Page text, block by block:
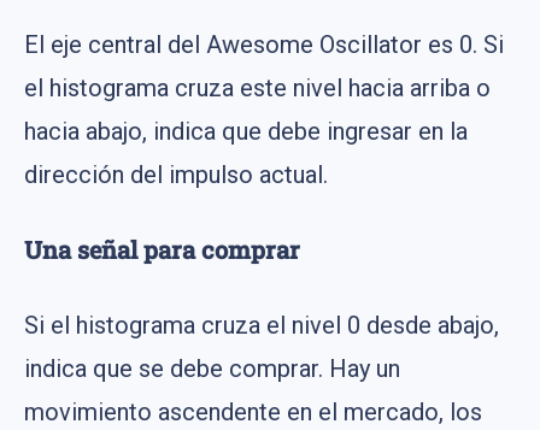
El eje central del Awesome Oscillator es 0. Si
el histograma cruza este nivel hacia arriba o
hacia abajo, indica que debe ingresar en la
dirección del impulso actual.
Una señal para comprar
Si el histograma cruza el nivel 0 desde abajo,
indica que se debe comprar. Hay un
movimiento ascendente en el mercado, los